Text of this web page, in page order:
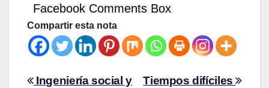
Facebook Comments Box
Compartir esta nota
Tiempos difíciles
Ingeniería social y